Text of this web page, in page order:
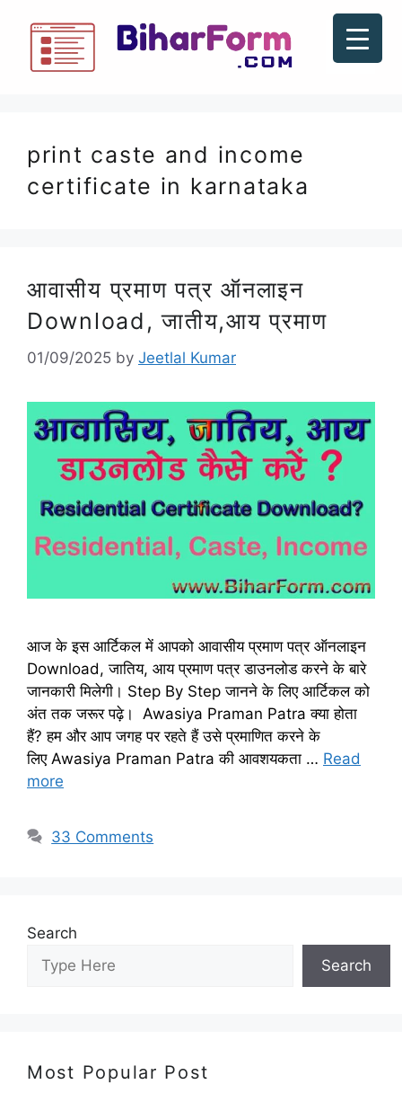
print caste and income
certificate in karnataka
आवासीय प्रमाण पत्र ऑनलाइन
Download, जातीय,आय प्रमाण
01/09/2025 by Jeetlal Kumar
आज के इस आर्टिकल में आपको आवासीय प्रमाण पत्र ऑनलाइन
Download, जातिय, आय प्रमाण पत्र डाउनलोड करने के बारे
जानकारी मिलेगी। Step By Step जानने के लिए आर्टिकल को
अंत तक जरूर पढ़े। Awasiya Praman Patra क्या होता
हैं? हम और आप जगह पर रहते हैं उसे प्रमाणित करने के
लिए Awasiya Praman Patra की आवशयकता … Read
more
33 Comments
Search
Search
Most Popular Post